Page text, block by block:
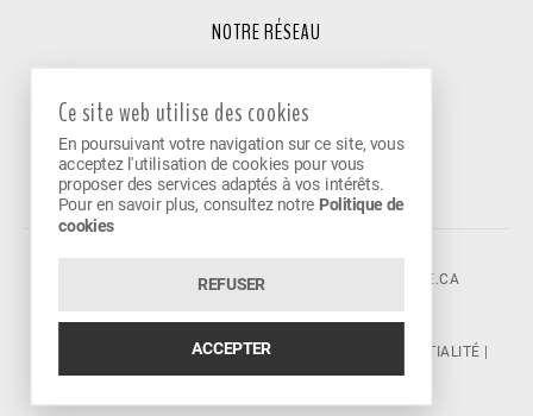
NOTRE RÉSEAU
Nos cliniques partenaires
Devenir partenaire
©2026 VISION AVENUE.CONTACT@VISIONAVENUE.CA
CONDITIONS D'UTILISATION| POLITIQUE DE CONFIDENTIALITÉ
POLITIQUE DE COOKIES
Ce site web utilise des cookies
En poursuivant votre navigation sur ce site, vous
acceptez l'utilisation de cookies pour vous
proposer des services adaptés à vos intérêts.
Pour en savoir plus, consultez notre Politique de
cookies
REFUSER
ACCEPTER